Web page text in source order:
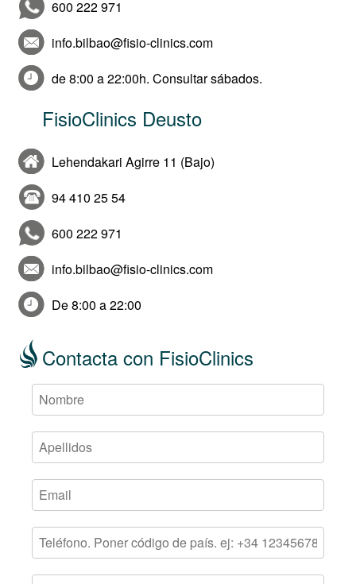
600 222 971
info.bilbao@fisio-clinics.com
de 8:00 a 22:00h. Consultar sábados.
FisioClinics Deusto
Lehendakari Agirre 11 (Bajo)
94 410 25 54
600 222 971
info.bilbao@fisio-clinics.com
De 8:00 a 22:00
Contacta con FisioClinics